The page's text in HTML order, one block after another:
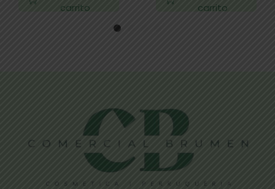
carrito
carrito